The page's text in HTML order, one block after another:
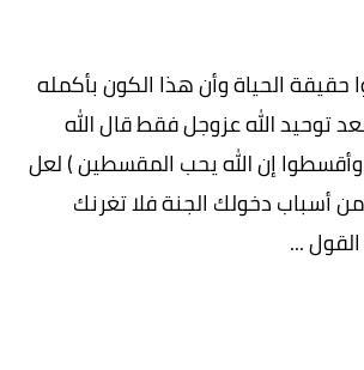
حقيقة الحياة وأن هذا الكون بأكمله
توحيد الله عزوجل فقط قال الله
إن الله يحب المقسطين ) لعل
أسباب دخولك الجنة فلا تغرنك
...